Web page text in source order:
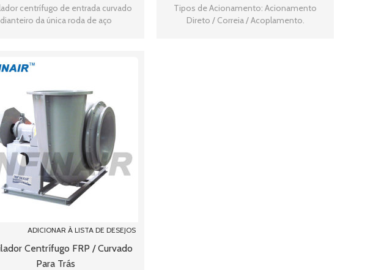
centrífugo de entrada curvado
dianteiro da única roda de aço
Tipos de Acionamento: Acionamento
Direto / Correia / Acoplamento.
ADICIONAR À LISTA DE DESEJOS
Centrífugo FRP / Curvado
Para Trás